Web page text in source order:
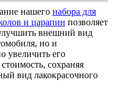
нашего набора для
и царапин позволяет
внешний вид
но и
увеличить его
сохраняя
вид лакокрасочного